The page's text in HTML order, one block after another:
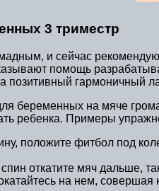
3 триместр
и сейчас
помощь
позитивный гармоничный
беременных на мяче
ребенка. Примеры
положите фитбол под
откатите мяч дальше,
на нем,